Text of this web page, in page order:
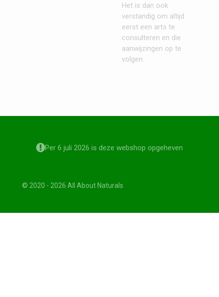
Het is dan ook
verstandig om altijd
eerst een arts te
consulteren en die
aanwijzingen op te
volgen.
Per 6 juli 2026 is deze webshop opgeheven
© 2020 - 2026 All About Naturals